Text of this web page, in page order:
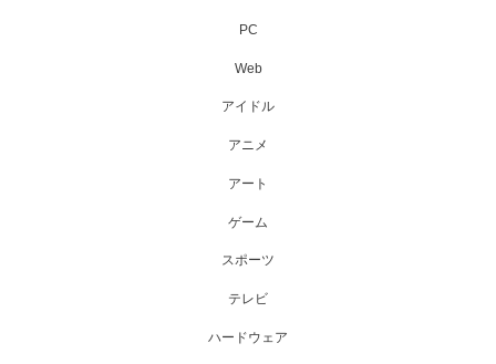
PC
Web
アイドル
アニメ
アート
ゲーム
スポーツ
テレビ
ハードウェア